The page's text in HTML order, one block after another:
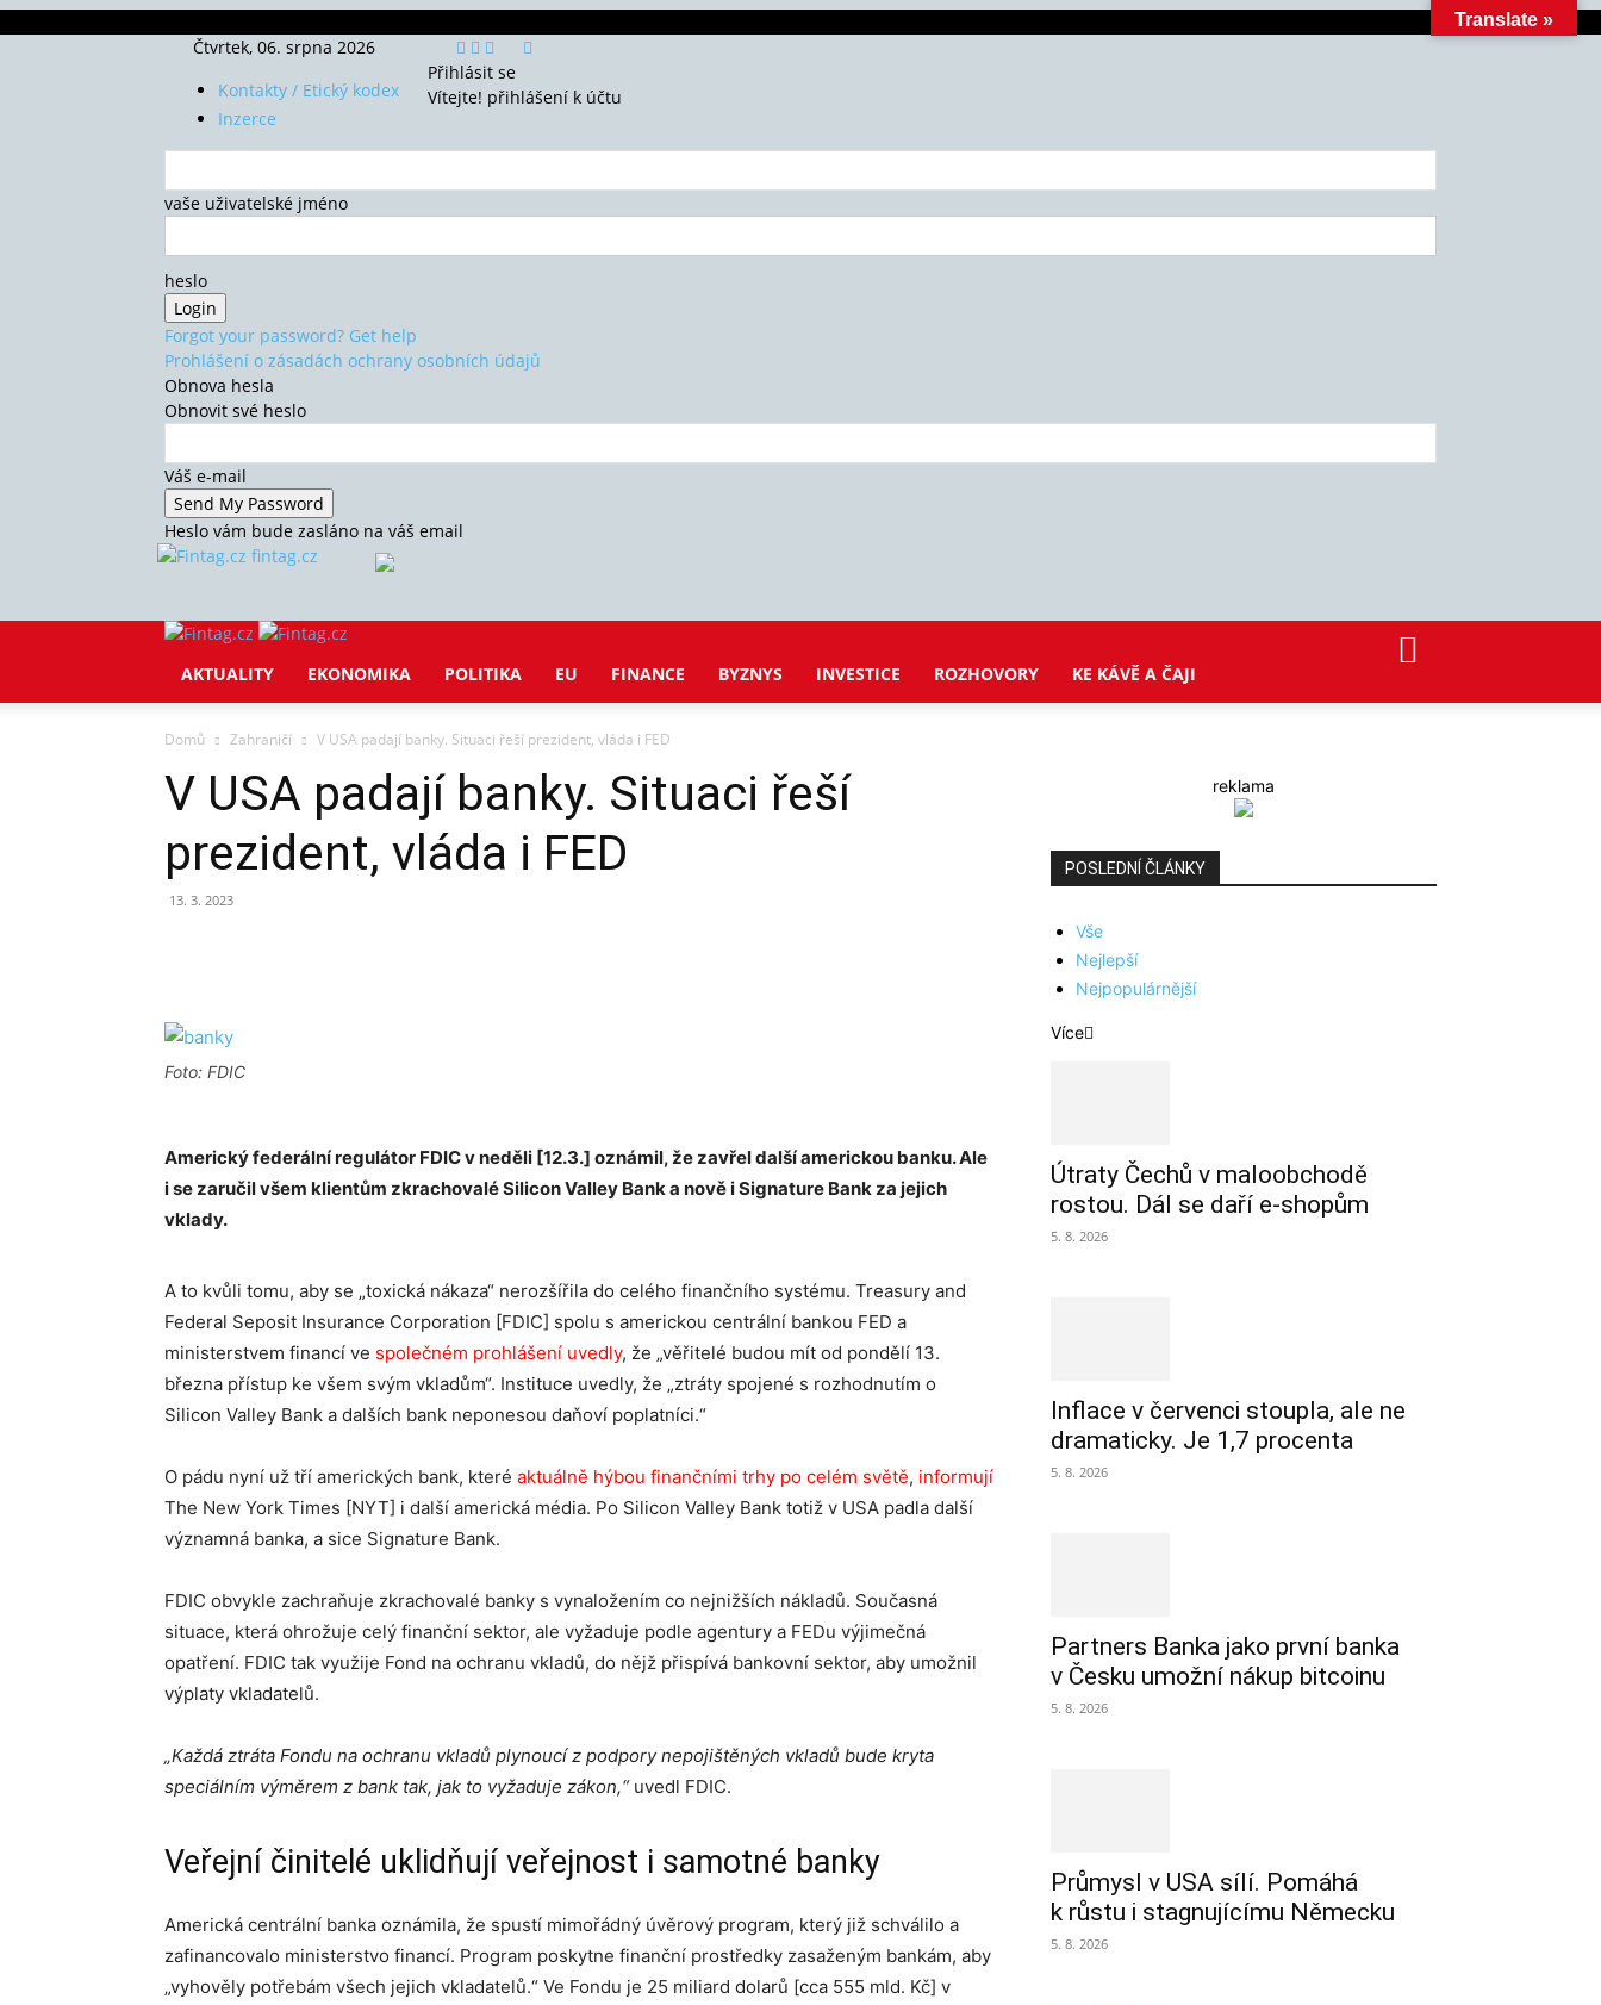
Čtvrtek, 06. srpna 2026
Kontakty / Etický kodex
Inzerce
Přihlásit se
Vítejte! přihlášení k účtu
vaše uživatelské jméno
heslo
Forgot your password? Get help
Prohlášení o zásadách ochrany osobních údajů
Obnova hesla
Obnovit své heslo
Váš e-mail
Heslo vám bude zasláno na váš email
fintag.cz
AKTUALITY EKONOMIKA POLITIKA EU FINANCE BYZNYS INVESTICE ROZHOVORY KE KÁVĚ A ČAJI
Domů Zahraničí V USA padají banky. Situaci řeší prezident, vláda i FED
V USA padají banky. Situaci řeší
prezident, vláda i FED
13. 3. 2023
Foto: FDIC
Americký federální regulátor FDIC v neděli [12.3.] oznámil, že zavřel další americkou banku. Ale
i se zaručil všem klientům zkrachovalé Silicon Valley Bank a nově i Signature Bank za jejich
vklady.
A to kvůli tomu, aby se „toxická nákaza“ nerozšířila do celého finančního systému. Treasury and
Federal Seposit Insurance Corporation [FDIC] spolu s americkou centrální bankou FED a
ministerstvem financí ve společném prohlášení uvedly, že „věřitelé budou mít od pondělí 13.
března přístup ke všem svým vkladům“. Instituce uvedly, že „ztráty spojené s rozhodnutím o
Silicon Valley Bank a dalších bank neponesou daňoví poplatníci.“
O pádu nyní už tří amerických bank, které aktuálně hýbou finančními trhy po celém světě, informují
The New York Times [NYT] i další americká média. Po Silicon Valley Bank totiž v USA padla další
významná banka, a sice Signature Bank.
FDIC obvykle zachraňuje zkrachovalé banky s vynaložením co nejnižších nákladů. Současná
situace, která ohrožuje celý finanční sektor, ale vyžaduje podle agentury a FEDu výjimečná
opatření. FDIC tak využije Fond na ochranu vkladů, do nějž přispívá bankovní sektor, aby umožnil
výplaty vkladatelů.
„Každá ztráta Fondu na ochranu vkladů plynoucí z podpory nepojištěných vkladů bude kryta
speciálním výměrem z bank tak, jak to vyžaduje zákon,“uvedl FDIC.
Veřejní činitelé uklidňují veřejnost i samotné banky
Americká centrální banka oznámila, že spustí mimořádný úvěrový program, který již schválilo a
zafinancovalo ministerstvo financí. Program poskytne finanční prostředky zasaženým bankám, aby
„vyhověly potřebám všech jejich vkladatelů.“ Ve Fondu je 25 miliard dolarů [cca 555 mld. Kč] v
reklama
POSLEDNÍ ČLÁNKY
Vše
Nejlepší
Nejpopulárnější
Více
Útraty Čechů v maloobchodě
rostou. Dál se daří e-shopům
5. 8. 2026
Inflace v červenci stoupla, ale ne
dramaticky. Je 1,7 procenta
5. 8. 2026
Partners Banka jako první banka
v Česku umožní nákup bitcoinu
5. 8. 2026
Průmysl v USA sílí. Pomáhá
k růstu i stagnujícímu Německu
5. 8. 2026
Translate »